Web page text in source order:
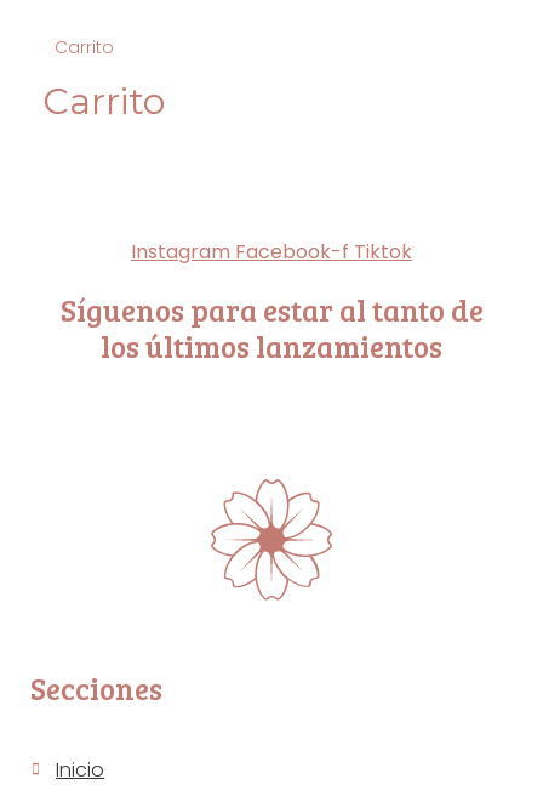
Estás aquí:
Carrito
Carrito
Instagram Facebook-f Tiktok
Síguenos para estar al tanto de
los últimos lanzamientos
Secciones
Inicio